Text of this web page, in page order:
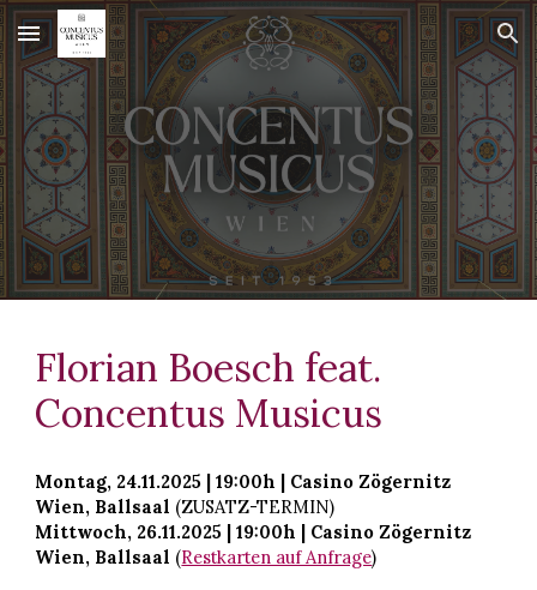
Skip to main content Skip to navigation
Florian Boesch feat.
Concentus Musicus
Montag, 24.11.2025 | 19:00h | Casino Zögernitz
Wien, Ballsaal (ZUSATZ-TERMIN)
Mittwoch, 26.11.2025 | 19:00h | Casino Zögernitz
Wien, Ballsaal (Restkarten auf Anfrage)